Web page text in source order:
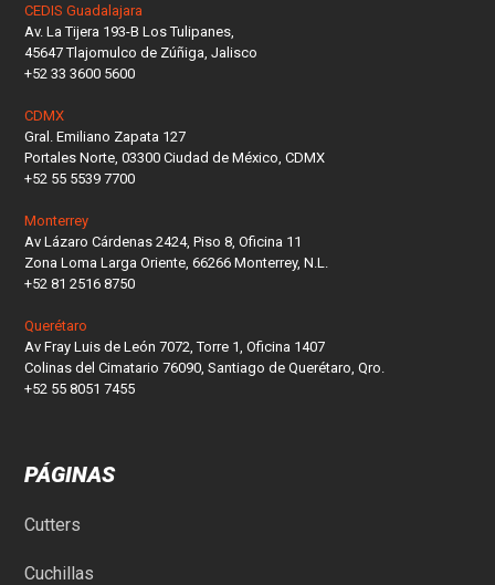
CEDIS Guadalajara
Av. La Tijera 193-B Los Tulipanes,
45647 Tlajomulco de Zúñiga, Jalisco
+52 33 3600 5600
CDMX
Gral. Emiliano Zapata 127
Portales Norte, 03300 Ciudad de México, CDMX
+52 55 5539 7700
Monterrey
Av Lázaro Cárdenas 2424, Piso 8, Oficina 11
Zona Loma Larga Oriente, 66266 Monterrey, N.L.
+52 81 2516 8750
Querétaro
Av Fray Luis de León 7072, Torre 1, Oficina 1407
Colinas del Cimatario 76090, Santiago de Querétaro, Qro.
+52 55 8051 7455
PÁGINAS
Cutters
Cuchillas